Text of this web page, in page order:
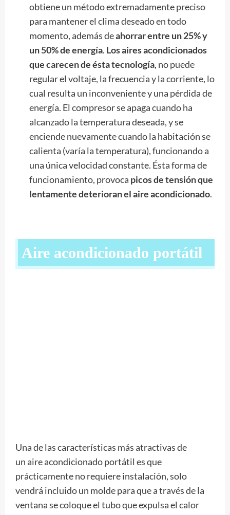
obtiene un método extremadamente preciso
para mantener el clima deseado en todo
momento, además deahorrar entre un 25% y
un 50% de energía. Los aires acondicionados
que carecen de ésta tecnología, no puede
regular el voltaje, la frecuencia y la corriente, lo
cual resulta un inconveniente y una pérdida de
energía. El compresor se apaga cuando ha
alcanzado la temperatura deseada, y se
enciende nuevamente cuando la habitación se
calienta (varía la temperatura), funcionando a
una única velocidad constante. Ésta forma de
funcionamiento, provoca picos de tensión que
lentamente deterioran el aire acondicionado.
Aire acondicionado portátil
Una de las características más atractivas de
un aire acondicionado portátil es que
prácticamente no requiere instalación, solo
vendrá incluido un molde para que a través de la
ventana se coloque el tubo que expulsa el calor